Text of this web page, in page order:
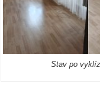
Stav po